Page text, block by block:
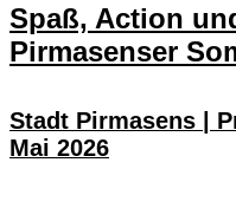
Spaß, Action
Pirmasenser
Stadt Pirmasens |
Mai 2026